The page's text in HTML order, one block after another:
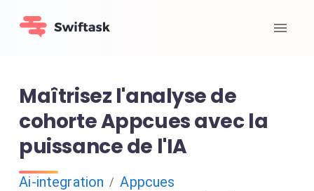
Maîtrisez l'analyse de
cohorte Appcues avec la
puissance de l'IA
Ai-integration / Appcues